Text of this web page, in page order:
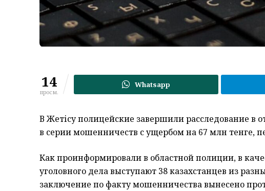
14
просм.
Whatsapp
В Жетісу полицейские завершили расследование в
в серии мошенничеств с ущербом на 67 млн тенге,
Как проинформировали в областной полиции, в
уголовного дела выступают 38 казахстанцев из
заключение по факту мошенничества вынесено